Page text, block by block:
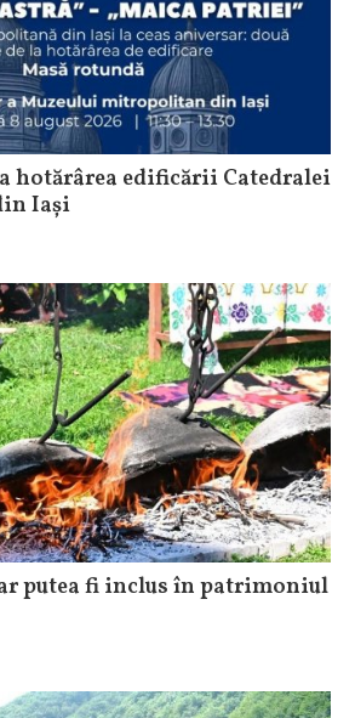
hotărârea edificării Catedralei
Iași
putea fi inclus în patrimoniul